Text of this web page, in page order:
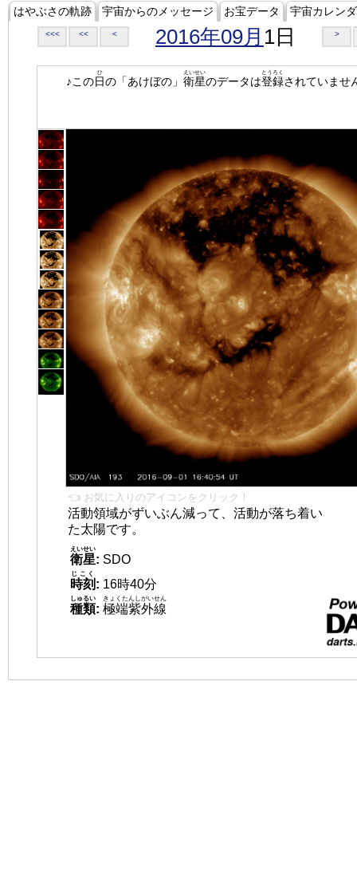
はやぶさの軌跡 宇宙からのメッセージ お宝データ 宇宙カレン
<<< << < 2016年09月 1日 >
♪この日
ひ
の「あけぼの」 衛星
えいせい
のデータは登録
とうろく
されていませ
👈 お気に入りのアイコンをクリック！
活動領域がずいぶん減って、活動が落ち着い
た太陽です。
衛星
えいせい
: SDO
時刻
じこく
: 16時40分
種類
しゅるい
: 極端紫外線
きょくたんしがいせん